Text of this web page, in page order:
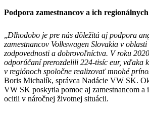
Podpora zamestnancov a ich
„Dlhodobo je pre nás dôležitá aj podpora
zamestnancov Volkswagen Slovakia v oblasti
zodpovednosti a dobrovoľníctva. V roku
odporúčaní prerozdelili 224-tisíc eur, vďaka
v regiónoch spoločne realizovať mnohé
Boris Michalík, správca Nadácie VW SK.
VW SK poskytla pomoc aj zamestnancom a
ocitli v náročnej životnej situácii.